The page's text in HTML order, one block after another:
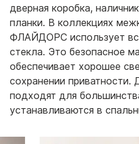
дверная коробка,
планки. В коллекциях
ФЛАЙДОРС использует
стекла. Это безопасное
обеспечивает хорошее
сохранении
подходят для
устанавливаются в